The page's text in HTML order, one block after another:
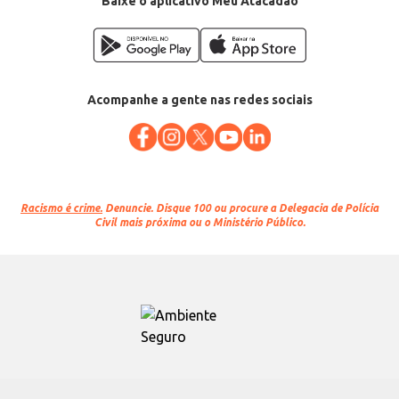
Acompanhe a gente nas redes sociais
Racismo é crime. Denuncie. Disque 100 ou procure a Delegacia de Polícia
Civil mais próxima ou o Ministério Público.